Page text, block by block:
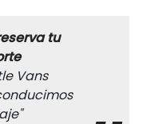
tu
Vans